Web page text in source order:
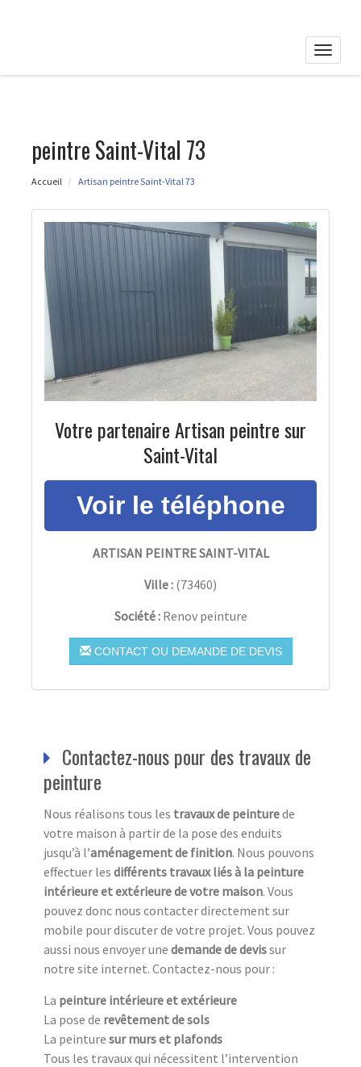
Toggle
peintre Saint-Vital 73
Accueil Artisan peintre Saint-Vital 73
Votre partenaire Artisan peintre sur
Saint-Vital
ARTISAN PEINTRE SAINT-VITAL
Ville : (73460)
Société : Renov peinture
CONTACT OU DEMANDE DE DEVIS
Contactez-nous pour des travaux de
peinture
Nous réalisons tous les travaux de peinturede
votre maison à partir de la pose des enduits
jusqu’à l’aménagement de finition. Nous pouvons
effectuer les différents travaux liés à la peinture
intérieure et extérieure de votre maison. Vous
pouvez donc nous contacter directement sur
mobile pour discuter de votre projet. Vous pouvez
aussi nous envoyer une demande de devissur
notre site internet. Contactez-nous pour :
La peinture intérieure et extérieure
La pose de revêtement de sols
La peinture sur murs et plafonds
Tous les travaux qui nécessitent l’intervention